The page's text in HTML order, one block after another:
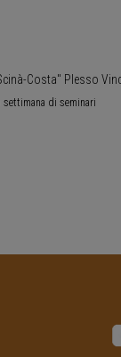
Costa" Plesso
settimana di seminari